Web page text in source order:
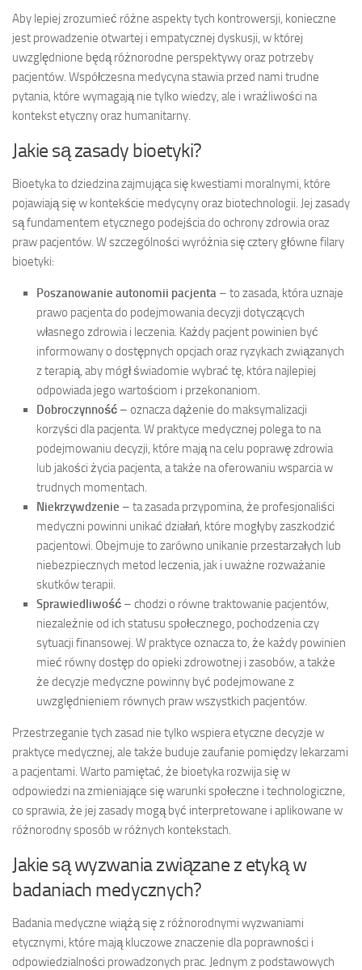
Aby lepiej zrozumieć różne aspekty tych kontrowersji, konieczne
jest prowadzenie otwartej i empatycznej dyskusji, w której
uwzględnione będą różnorodne perspektywy oraz potrzeby
pacjentów. Współczesna medycyna stawia przed nami trudne
pytania, które wymagają nie tylko wiedzy, ale i wrażliwości na
kontekst etyczny oraz humanitarny.
Jakie są zasady bioetyki?
Bioetyka to dziedzina zajmująca się kwestiami moralnymi, które
pojawiają się w kontekście medycyny oraz biotechnologii. Jej zasady
są fundamentem etycznego podejścia do ochrony zdrowia oraz
praw pacjentów. W szczególności wyróżnia się cztery główne filary
bioetyki:
Poszanowanie autonomii pacjenta – to zasada, która uznaje
prawo pacjenta do podejmowania decyzji dotyczących
własnego zdrowia i leczenia. Każdy pacjent powinien być
informowany o dostępnych opcjach oraz ryzykach związanych
z terapią, aby mógł świadomie wybrać tę, która najlepiej
odpowiada jego wartościom i przekonaniom.
Dobroczynność – oznacza dążenie do maksymalizacji
korzyści dla pacjenta. W praktyce medycznej polega to na
podejmowaniu decyzji, które mają na celu poprawę zdrowia
lub jakości życia pacjenta, a także na oferowaniu wsparcia w
trudnych momentach.
Niekrzywdzenie – ta zasada przypomina, że profesjonaliści
medyczni powinni unikać działań, które mogłyby zaszkodzić
pacjentowi. Obejmuje to zarówno unikanie przestarzałych lub
niebezpiecznych metod leczenia, jak i uważne rozważanie
skutków terapii.
Sprawiedliwość – chodzi o równe traktowanie pacjentów,
niezależnie od ich statusu społecznego, pochodzenia czy
sytuacji finansowej. W praktyce oznacza to, że każdy powinien
mieć równy dostęp do opieki zdrowotnej i zasobów, a także
że decyzje medyczne powinny być podejmowane z
uwzględnieniem równych praw wszystkich pacjentów.
Przestrzeganie tych zasad nie tylko wspiera etyczne decyzje w
praktyce medycznej, ale także buduje zaufanie pomiędzy lekarzami
a pacjentami. Warto pamiętać, że bioetyka rozwija się w
odpowiedzi na zmieniające się warunki społeczne i technologiczne,
co sprawia, że jej zasady mogą być interpretowane i aplikowane w
różnorodny sposób w różnych kontekstach.
Jakie są wyzwania związane z etyką w
badaniach medycznych?
Badania medyczne wiążą się z różnorodnymi wyzwaniami
etycznymi, które mają kluczowe znaczenie dla poprawności i
odpowiedzialności prowadzonych prac. Jednym z podstawowych